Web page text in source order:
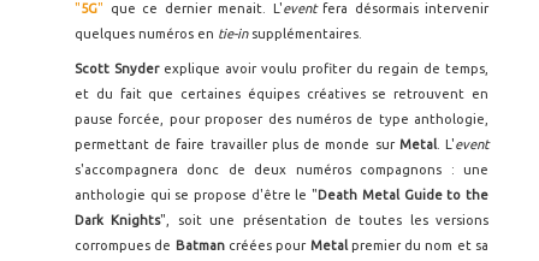
"5G" que ce dernier menait. L'event fera désormais intervenir
quelques numéros en tie-in supplémentaires.
Scott Snyder explique avoir voulu profiter du regain de temps,
et du fait que certaines équipes créatives se retrouvent en
pause forcée, pour proposer des numéros de type anthologie,
permettant de faire travailler plus de monde sur Metal. L'event
s'accompagnera donc de deux numéros compagnons : une
anthologie qui se propose d'être le "Death Metal Guide to the
Dark Knights", soit une présentation de toutes les versions
corrompues de Batmancréées pour Metal premier du nom et sa